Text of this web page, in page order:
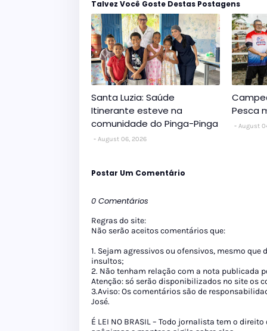
Talvez Você Goste Destas Postagens
Santa Luzia: Saúde
Itinerante esteve na
comunidade do Pinga-Pinga
August 06, 2026
Pesca
August
Postar Um Comentário
0 Comentários
Regras do site:
Não serão aceitos comentários que:
1. Sejam agressivos ou ofensivos, mesmo
insultos;
2. Não tenham relação com a nota publicada
Atenção: só serão disponibilizados no site os
3.Aviso: Os comentários são de
José.
É LEI NO BRASIL – Todo jornalista tem o